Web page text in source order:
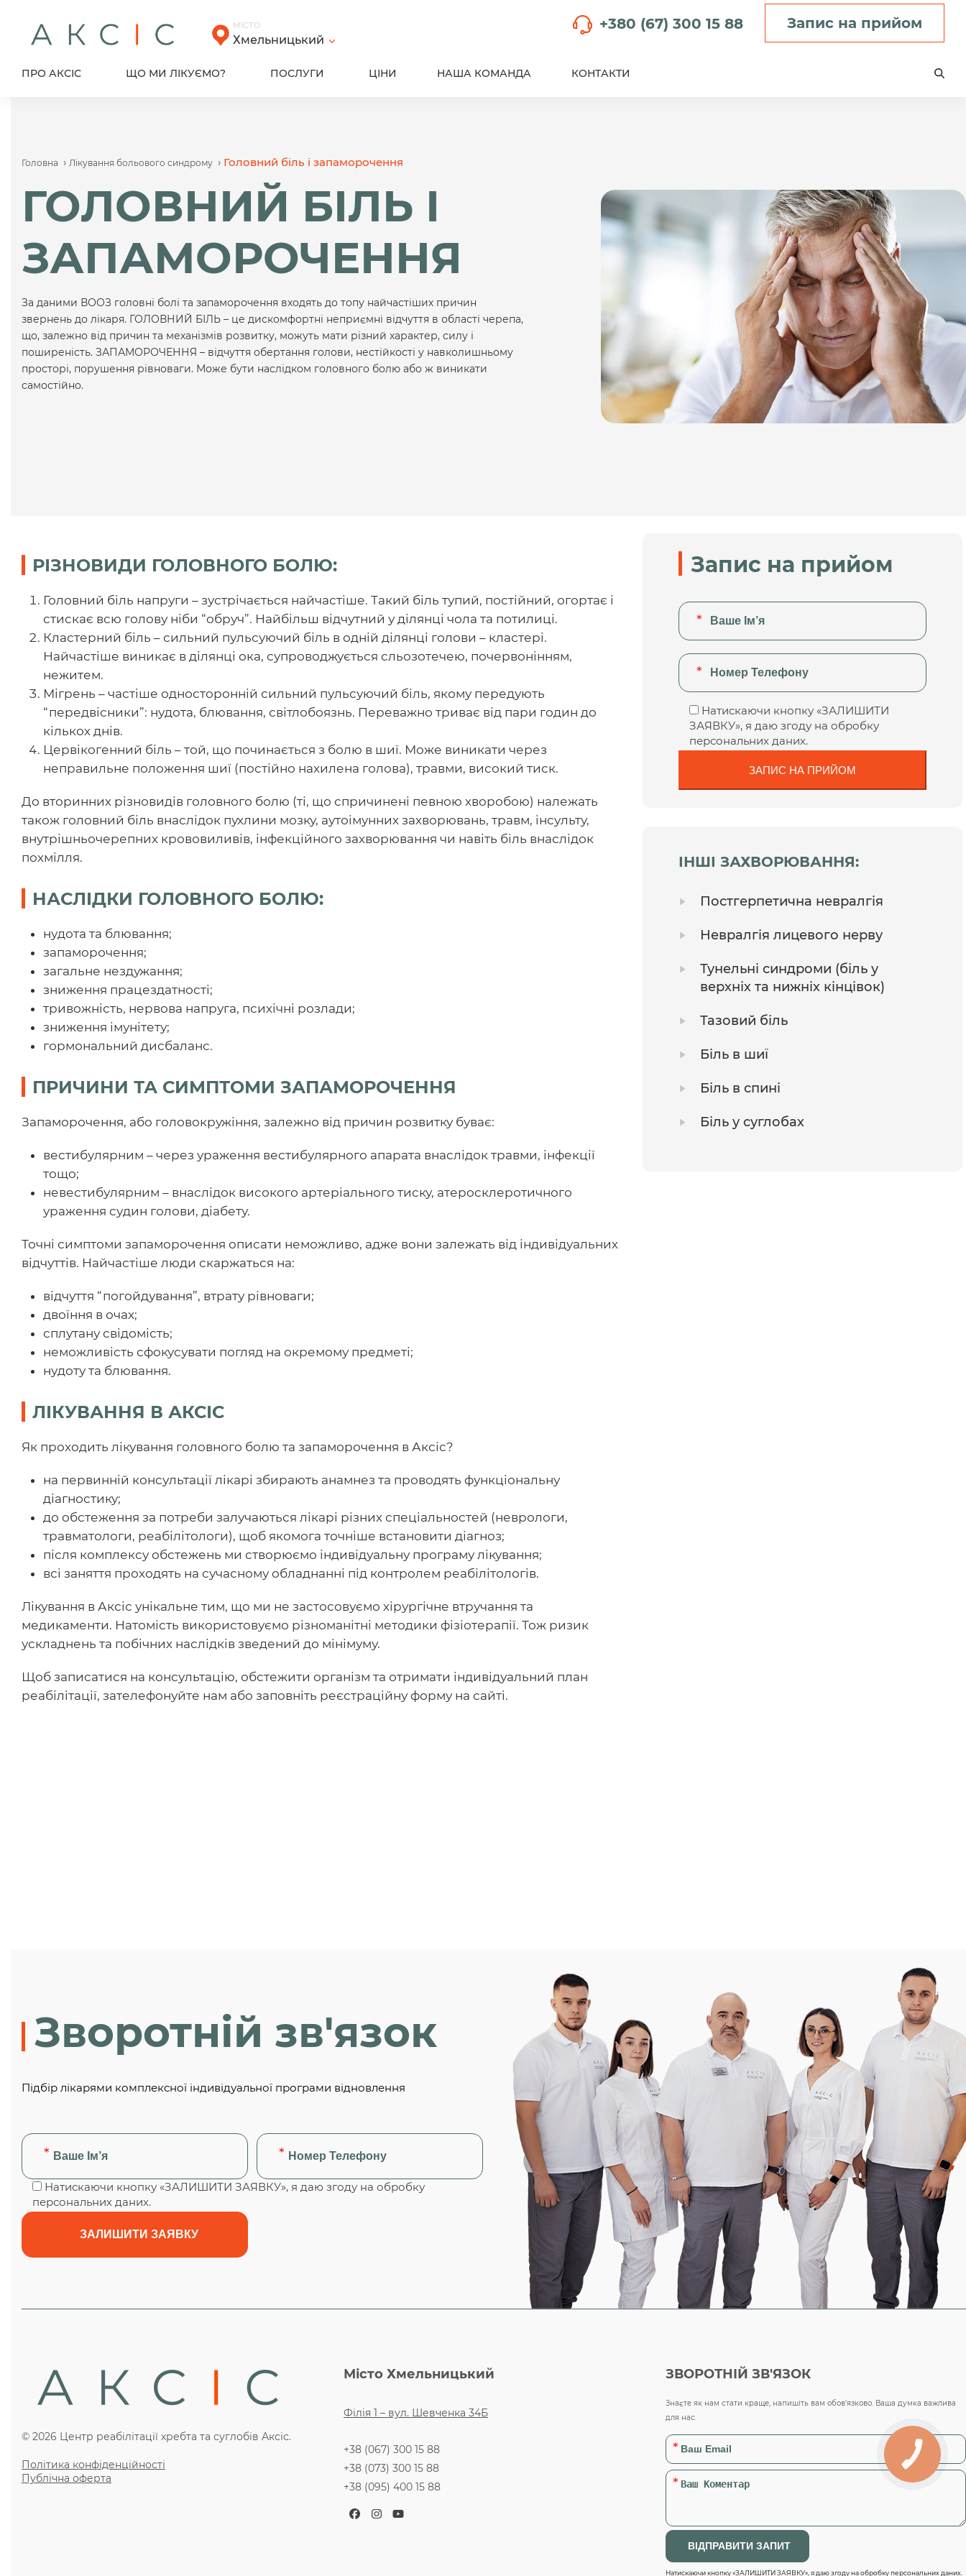
content
МІСТО
Хмельницький
+380 (67) 300 15 88 Запис на прийом
ПРО АКСІС ЩО МИ ЛІКУЄМО? ПОСЛУГИ ЦІНИ НАША КОМАНДА КОНТАКТИ
Головна › Лікування больового синдрому › Головний біль і запаморочення
ГОЛОВНИЙ БІЛЬ І
ЗАПАМОРОЧЕННЯ
За даними ВООЗ головні болі та запаморочення входять до топу найчастіших причин
звернень до лікаря. ГОЛОВНИЙ БІЛЬ – це дискомфортні неприємні відчуття в області черепа,
що, залежно від причин та механізмів розвитку, можуть мати різний характер, силу і
поширеність. ЗАПАМОРОЧЕННЯ – відчуття обертання голови, нестійкості у навколишньому
просторі, порушення рівноваги. Може бути наслідком головного болю або ж виникати
самостійно.
РІЗНОВИДИ ГОЛОВНОГО БОЛЮ:
Головний біль напруги – зустрічається найчастіше. Такий біль тупий, постійний, огортає і
стискає всю голову ніби “обруч”. Найбільш відчутний у ділянці чола та потилиці.
Кластерний біль – сильний пульсуючий біль в одній ділянці голови – кластері.
Найчастіше виникає в ділянці ока, супроводжується сльозотечею, почервонінням,
нежитем.
Мігрень – частіше односторонній сильний пульсуючий біль, якому передують
“передвісники”: нудота, блювання, світлобоязнь. Переважно триває від пари годин до
кількох днів.
Цервікогенний біль – той, що починається з болю в шиї. Може виникати через
неправильне положення шиї (постійно нахилена голова), травми, високий тиск.
До вторинних різновидів головного болю (ті, що спричинені певною хворобою) належать
також головний біль внаслідок пухлини мозку, аутоімунних захворювань, травм, інсульту,
внутрішньочерепних крововиливів, інфекційного захворювання чи навіть біль внаслідок
похмілля.
НАСЛІДКИ ГОЛОВНОГО БОЛЮ:
нудота та блювання;
запаморочення;
загальне нездужання;
зниження працездатності;
тривожність, нервова напруга, психічні розлади;
зниження імунітету;
гормональний дисбаланс.
ПРИЧИНИ ТА СИМПТОМИ ЗАПАМОРОЧЕННЯ
Запаморочення, або головокружіння, залежно від причин розвитку буває:
вестибулярним – через ураження вестибулярного апарата внаслідок травми, інфекції
тощо;
невестибулярним – внаслідок високого артеріального тиску, атеросклеротичного
ураження судин голови, діабету.
Точні симптоми запаморочення описати неможливо, адже вони залежать від індивідуальних
відчуттів. Найчастіше люди скаржаться на:
відчуття “погойдування”, втрату рівноваги;
двоїння в очах;
сплутану свідомість;
неможливість сфокусувати погляд на окремому предметі;
нудоту та блювання.
ЛІКУВАННЯ В АКСІС
Як проходить лікування головного болю та запаморочення в Аксіс?
на первинній консультації лікарі збирають анамнез та проводять функціональну
діагностику;
до обстеження за потреби залучаються лікарі різних спеціальностей (неврологи,
травматологи, реабілітологи), щоб якомога точніше встановити діагноз;
після комплексу обстежень ми створюємо індивідуальну програму лікування;
всі заняття проходять на сучасному обладнанні під контролем реабілітологів.
Лікування в Аксіс унікальне тим, що ми не застосовуємо хірургічне втручання та
медикаменти. Натомість використовуємо різноманітні методики фізіотерапії. Тож ризик
ускладнень та побічних наслідків зведений до мінімуму.
Щоб записатися на консультацію, обстежити організм та отримати індивідуальний план
реабілітації, зателефонуйте нам або заповніть реєстраційну форму на сайті.
Запис на прийом
Натискаючи кнопку «ЗАЛИШИТИ
ЗАЯВКУ», я даю згоду на обробку
персональних даних.
ІНШІ ЗАХВОРЮВАННЯ:
Постгерпетична невралгія
Невралгія лицевого нерву
Тунельні синдроми (біль у
верхніх та нижніх кінцівок)
Тазовий біль
Біль в шиї
Біль в спині
Біль у суглобах
Зворотній зв'язок
Підбір лікарями комплексної індивідуальної програми відновлення
Натискаючи кнопку «ЗАЛИШИТИ ЗАЯВКУ», я даю згоду на обробку
персональних даних.
© 2026 Центр реабілітації хребта та суглобів Аксіс.
Політика конфіденційності
Публічна оферта
Місто Хмельницький
Філія 1 – вул. Шевченка 34Б
+38 (067) 300 15 88
+38 (073) 300 15 88
+38 (095) 400 15 88
Facebook
Instagram
YouTube
ЗВОРОТНІЙ ЗВ'ЯЗОК
Знаєте як нам стати краще, напишіть вам обов’язково. Ваша думка важлива
для нас.
Натискаючи кнопку «ЗАЛИШИТИ ЗАЯВКУ», я даю згоду на обробку персональних даних.